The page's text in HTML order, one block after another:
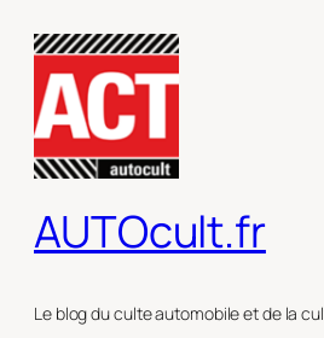
contenu
AUTOcult.fr
Le blog du culte automobile et de la